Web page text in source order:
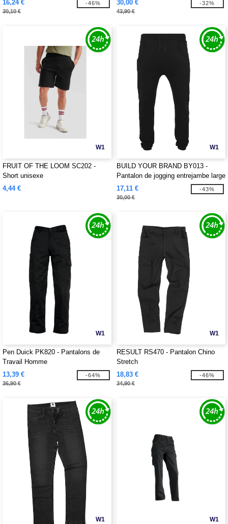
16,24 €
30,10 €
-46% 30,00 €
43,90 €
-32%
W1
FRUIT OF THE LOOM SC202 -
Short unisexe
4,44 €
W1
BUILD YOUR BRAND BY013 -
Pantalon de jogging entrejambe large
17,11 €
30,00 €
-43%
W1
Pen Duick PK820 - Pantalons de
Travail Homme
13,39 €
36,90 €
-64%
W1
RESULT RS470 - Pantalon Chino
Stretch
18,83 €
34,90 €
-46%
W1 W1